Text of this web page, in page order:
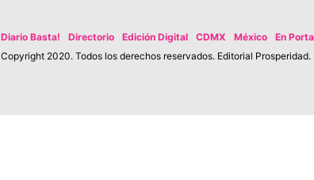
Diario Basta! Directorio Edición Digital CDMX México
En
Copyright 2020. Todos los derechos reservados. Editorial Prosperidad.